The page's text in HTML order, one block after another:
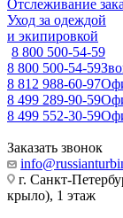
Отслеживание
Уход за одеждой
и экипировкой
8 800 500-54-59
8 800 500-54-59
8 812 988-60-97
8 499 289-90-59
8 499 552-30-59
Заказать звонок
г. Санкт-
крыло), 1 этаж